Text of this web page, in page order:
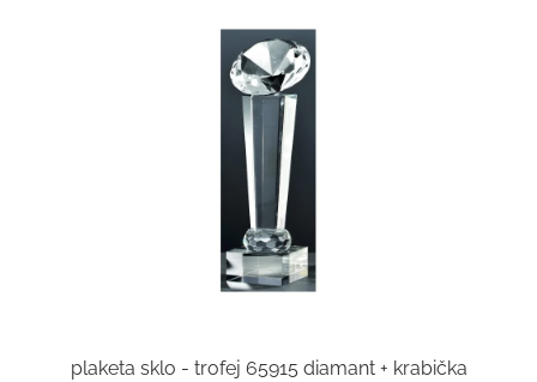
plaketa sklo - trofej 65915 diamant + krabička